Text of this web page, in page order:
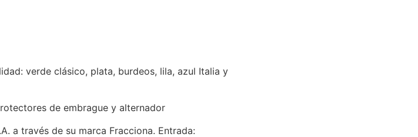
verde clásico, plata, burdeos, lila, azul Italia y
de embrague y alternador
a través de su marca Fracciona. Entrada: